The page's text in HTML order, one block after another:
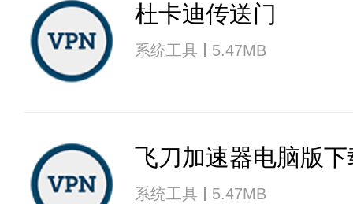
杜卡迪传送门
系统工具 5.47MB
飞刀加速器电脑版下
系统工具 5.47MB